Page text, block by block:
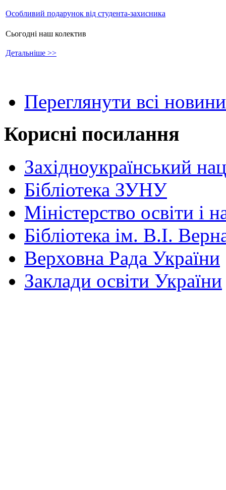
Особливий подарунок від студента-захисника
Сьогодні наш колектив
Детальніше >>
Переглянути всі новини
Корисні посилання
Західноукраїнський
Бібліотека ЗУНУ
Міністерство освіти і
Бібліотека ім. В.І.
Верховна Рада України
Заклади освіти України